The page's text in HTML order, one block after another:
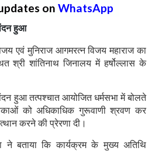
on WhatsApp
हुआ
एवं मुनिराज आगमरत्न विजय महाराज का
श्री शांतिनाथ जिनालय में हर्षोल्लास के
हुआ तत्पश्चात आयोजित धर्मसभा में बोलते
को अधिकाधिक गुरूवाणी श्रवण कर
करने की प्रेरणा दी।
ने बताया कि कार्यक्रम के मुख्य अतिथि